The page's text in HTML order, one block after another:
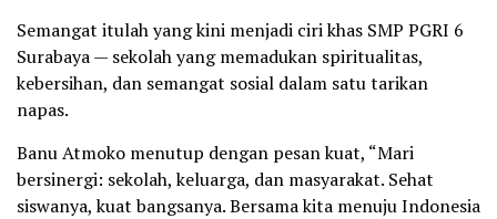
Semangat itulah yang kini menjadi ciri khas SMP PGRI 6
Surabaya — sekolah yang memadukan spiritualitas,
kebersihan, dan semangat sosial dalam satu tarikan
napas.
Banu Atmoko menutup dengan pesan kuat, “Mari
bersinergi: sekolah, keluarga, dan masyarakat. Sehat
siswanya, kuat bangsanya. Bersama kita menuju Indonesia